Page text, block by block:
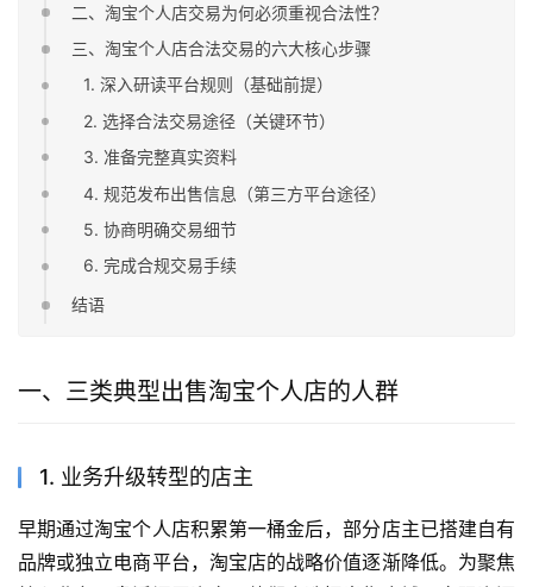
二、淘宝个人店交易为何必须重视合法性？
三、淘宝个人店合法交易的六大核心步骤
1. 深入研读平台规则（基础前提）
2. 选择合法交易途径（关键环节）
3. 准备完整真实资料
4. 规范发布出售信息（第三方平台途径）
5. 协商明确交易细节
6. 完成合规交易手续
结语
一、三类典型出售淘宝个人店的人群
1. 业务升级转型的店主
早期通过淘宝个人店积累第一桶金后，部分店主已搭建自有
品牌或独立电商平台，淘宝店的战略价值逐渐降低。为聚焦